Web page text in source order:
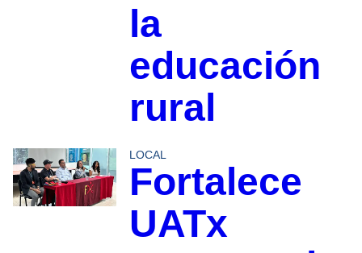
la
educación
rural
LOCAL
Fortalece
UATx